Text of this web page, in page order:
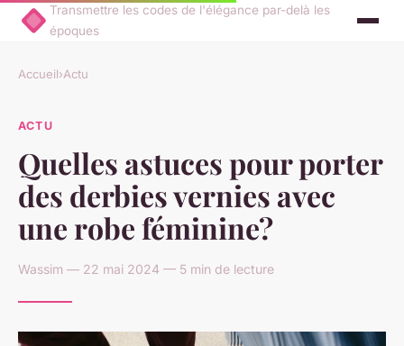
Transmettre les codes de l'élégance par-delà les
époques
Accueil›Actu
ACTU
Quelles astuces pour porter
des derbies vernies avec
une robe féminine?
Wassim — 22 mai 2024 — 5 min de lecture